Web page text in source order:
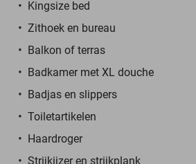
Kingsize bed
Zithoek en bureau
Balkon of terras
Badkamer met XL douche
Badjas en slippers
Toiletartikelen
Haardroger
Strijkijzer en strijkplank